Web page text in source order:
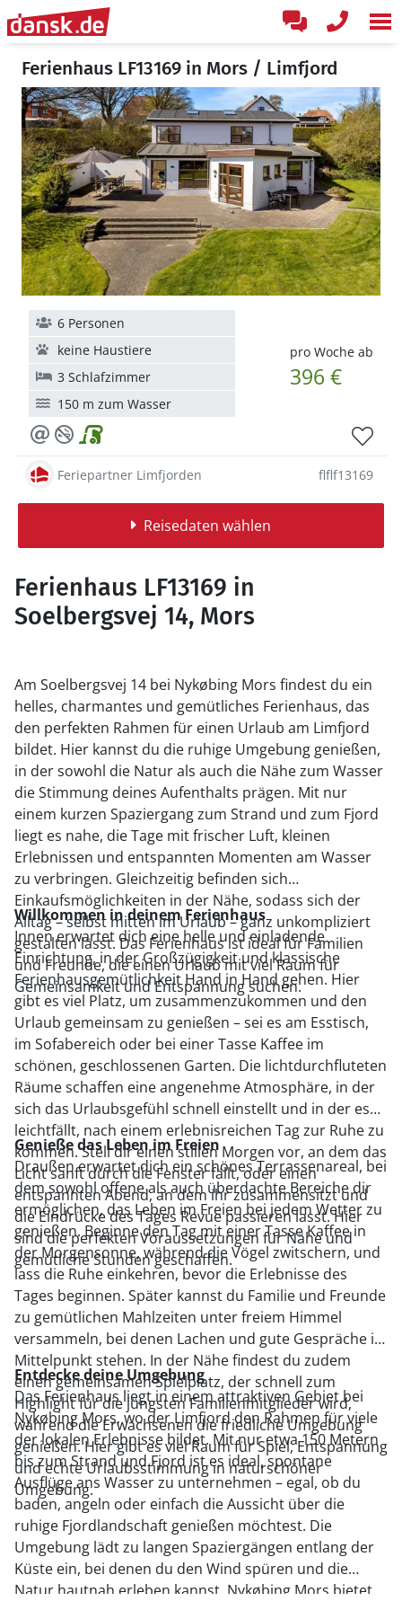
Ferienhaus LF13169 in Mors / Limfjord
pro Woche ab
396 €
6 Personen
keine Haustiere
3 Schlafzimmer
150 m zum Wasser
Feriepartner Limfjorden flflf13169
Reisedaten wählen
Ferienhaus LF13169 in
Soelbergsvej 14, Mors
Am Soelbergsvej 14 bei Nykøbing Mors findest du ein
helles, charmantes und gemütliches Ferienhaus, das
den perfekten Rahmen für einen Urlaub am Limfjord
bildet. Hier kannst du die ruhige Umgebung genießen,
in der sowohl die Natur als auch die Nähe zum Wasser
die Stimmung deines Aufenthalts prägen. Mit nur
einem kurzen Spaziergang zum Strand und zum Fjord
liegt es nahe, die Tage mit frischer Luft, kleinen
Erlebnissen und entspannten Momenten am Wasser
zu verbringen. Gleichzeitig befinden sich
Einkaufsmöglichkeiten in der Nähe, sodass sich der
Alltag – selbst mitten im Urlaub – ganz unkompliziert
gestalten lässt. Das Ferienhaus ist ideal für Familien
und Freunde, die einen Urlaub mit viel Raum für
Gemeinsamkeit und Entspannung suchen.
Willkommen in deinem Ferienhaus
Innen erwartet dich eine helle und einladende
Einrichtung, in der Großzügigkeit und klassische
Ferienhausgemütlichkeit Hand in Hand gehen. Hier
gibt es viel Platz, um zusammenzukommen und den
Urlaub gemeinsam zu genießen – sei es am Esstisch,
im Sofa­bereich oder bei einer Tasse Kaffee im
schönen, geschlossenen Garten. Die lichtdurchfluteten
Räume schaffen eine angenehme Atmosphäre, in der
sich das Urlaubsgefühl schnell einstellt und in der es
leichtfällt, nach einem erlebnisreichen Tag zur Ruhe zu
kommen. Stell dir einen stillen Morgen vor, an dem das
Licht sanft durch die Fenster fällt, oder einen
entspannten Abend, an dem ihr zusammensitzt und
die Eindrücke des Tages Revue passieren lasst. Hier
sind die perfekten Voraussetzungen für Nähe und
gemütliche Stunden geschaffen.
Genieße das Leben im Freien
Draußen erwartet dich ein schönes Terrassenareal, bei
dem sowohl offene als auch überdachte Bereiche dir
ermöglichen, das Leben im Freien bei jedem Wetter zu
genießen. Beginne den Tag mit einer Tasse Kaffee in
der Morgensonne, während die Vögel zwitschern, und
lass die Ruhe einkehren, bevor die Erlebnisse des
Tages beginnen. Später kannst du Familie und Freunde
zu gemütlichen Mahlzeiten unter freiem Himmel
versammeln, bei denen Lachen und gute Gespräche im
Mittelpunkt stehen. In der Nähe findest du zudem
einen gemeinsamen Spielplatz, der schnell zum
Highlight für die jüngsten Familienmitglieder wird,
während die Erwachsenen die friedliche Umgebung
genießen. Hier gibt es viel Raum für Spiel, Entspannung
und echte Urlaubsstimmung in naturschöner
Umgebung.
Entdecke deine Umgebung
Das Ferienhaus liegt in einem attraktiven Gebiet bei
Nykøbing Mors, wo der Limfjord den Rahmen für viele
der lokalen Erlebnisse bildet. Mit nur etwa 150 Metern
bis zum Strand und Fjord ist es ideal, spontane
Ausflüge ans Wasser zu unternehmen – egal, ob du
baden, angeln oder einfach die Aussicht über die
ruhige Fjordlandschaft genießen möchtest. Die
Umgebung lädt zu langen Spaziergängen entlang der
Küste ein, bei denen du den Wind spüren und die
Natur hautnah erleben kannst. Nykøbing Mors bietet